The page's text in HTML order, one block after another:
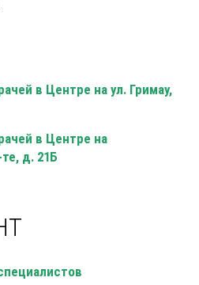
в Центре на ул. Гримау,
в Центре на
д. 21Б